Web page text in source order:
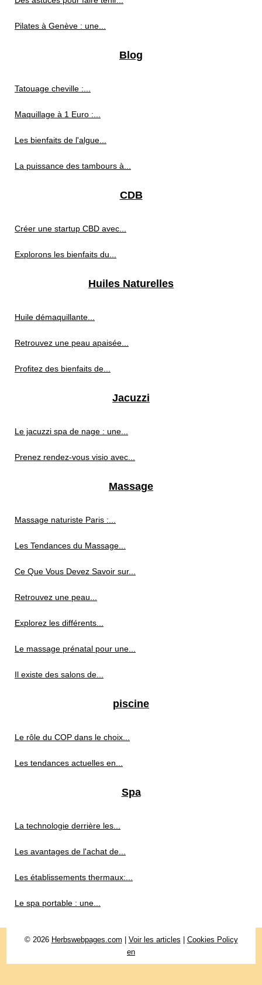
Pilates à Genève : une...
Blog
Tatouage cheville :...
Maquillage à 1 Euro :...
Les bienfaits de l'algue...
La puissance des tambours à...
CDB
Créer une startup CBD avec...
Explorons les bienfaits du...
Huiles Naturelles
Huile démaquillante...
Retrouvez une peau apaisée...
Profitez des bienfaits de...
Jacuzzi
Le jacuzzi spa de nage : une...
Prenez rendez-vous visio avec...
Massage
Massage naturiste Paris :...
Les Tendances du Massage...
Ce Que Vous Devez Savoir sur...
Retrouvez une peau...
Explorez les différents...
Le massage prénatal pour une...
Il existe des salons de...
piscine
Le rôle du COP dans le choix...
Les tendances actuelles en...
Spa
La technologie derrière les...
Les avantages de l'achat de...
Les établissements thermaux:...
Le spa portable : une...
© 2026 Herbswebpages.com Voir les articles
Cookies Policy
en